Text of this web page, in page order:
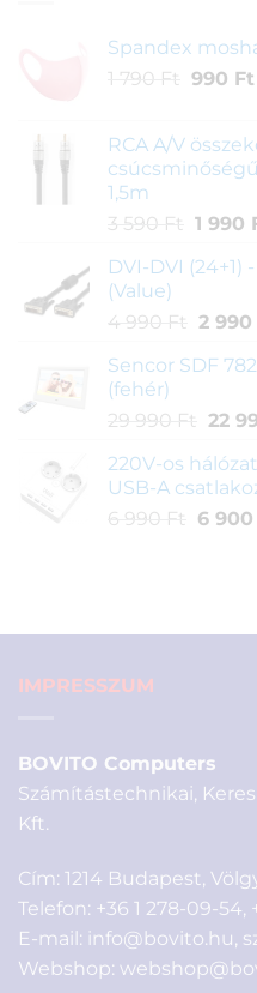
Spandex
1 790 Ft Original
1
790 Ft.
990 Ft
RCA A/V
1,5m
3 590 Ft
was:
590 Ft.
1 990
DVI-DVI (24+1)
(Value)
4 990 Ft
was:
990
2 990
Sencor SDF
(fehér)
29 990 Ft
was:
29
990
22
220V-os
USB-A
6 990 Ft 6 900
IMPRESSZUM
BOVITO Computers
Számítástechnikai,
Kft.
Cím: 1214 Budapest,
Telefon: +36 1 278-09-54
E-mail: info@bovito.hu
Webshop: